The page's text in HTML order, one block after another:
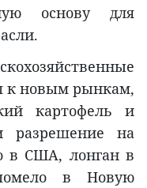
основу для
к новым рынкам,
картофель и
разрешение на
в США, лонган в
в Новую